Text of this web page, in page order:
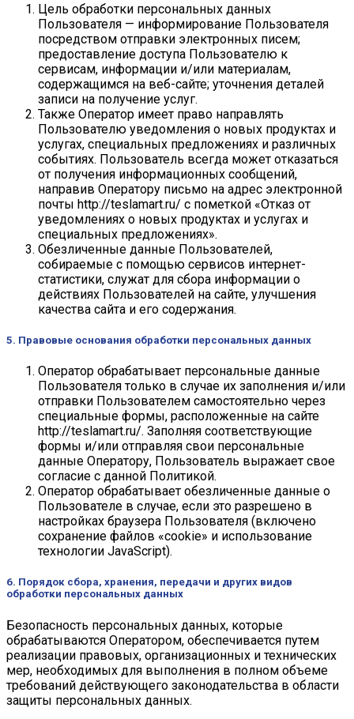
Цель обработки персональных данных
Пользователя — информирование Пользователя
посредством отправки электронных писем;
предоставление доступа Пользователю к
сервисам, информации и/или материалам,
содержащимся на веб-сайте; уточнения деталей
записи на получение услуг.
Также Оператор имеет право направлять
Пользователю уведомления о новых продуктах и
услугах, специальных предложениях и различных
событиях. Пользователь всегда может отказаться
от получения информационных сообщений,
направив Оператору письмо на адрес электронной
почты http://teslamart.ru/ с пометкой «Отказ от
уведомлениях о новых продуктах и услугах и
специальных предложениях».
Обезличенные данные Пользователей,
собираемые с помощью сервисов интернет-
статистики, служат для сбора информации о
действиях Пользователей на сайте, улучшения
качества сайта и его содержания.
5. Правовые основания обработки персональных данных
Оператор обрабатывает персональные данные
Пользователя только в случае их заполнения и/или
отправки Пользователем самостоятельно через
специальные формы, расположенные на сайте
http://teslamart.ru/. Заполняя соответствующие
формы и/или отправляя свои персональные
данные Оператору, Пользователь выражает свое
согласие с данной Политикой.
Оператор обрабатывает обезличенные данные о
Пользователе в случае, если это разрешено в
настройках браузера Пользователя (включено
сохранение файлов «cookie» и использование
технологии JavaScript).
6. Порядок сбора, хранения, передачи и других видов
обработки персональных данных
Безопасность персональных данных, которые
обрабатываются Оператором, обеспечивается путем
реализации правовых, организационных и технических
мер, необходимых для выполнения в полном объеме
требований действующего законодательства в области
защиты персональных данных.